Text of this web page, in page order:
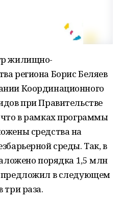
жилищно-
региона Борис Беляев
Координационного
при Правительстве
в рамках программы
средства на
среды. Так, в
порядка 1,5 млн
предложил в следующем
три раза.